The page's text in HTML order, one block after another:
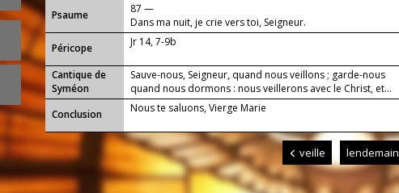
Psaume
87 —
Dans ma nuit, je crie vers toi, Seigneur.
Péricope
Jr 14, 7-9b
Cantique de
Syméon
Sauve-nous, Seigneur, quand nous veillons ; garde-nous
quand nous dormons : nous veillerons avec le Christ, et...
Conclusion
Nous te saluons, Vierge Marie
veille lendemain